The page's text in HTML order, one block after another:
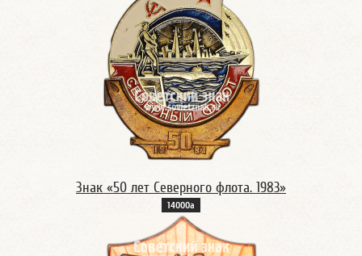
Знак «50 лет Северного флота. 1983»
14000а